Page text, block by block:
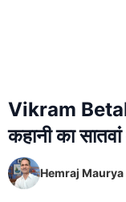
Vikram Betal
कहानी का
Hemraj Maurya